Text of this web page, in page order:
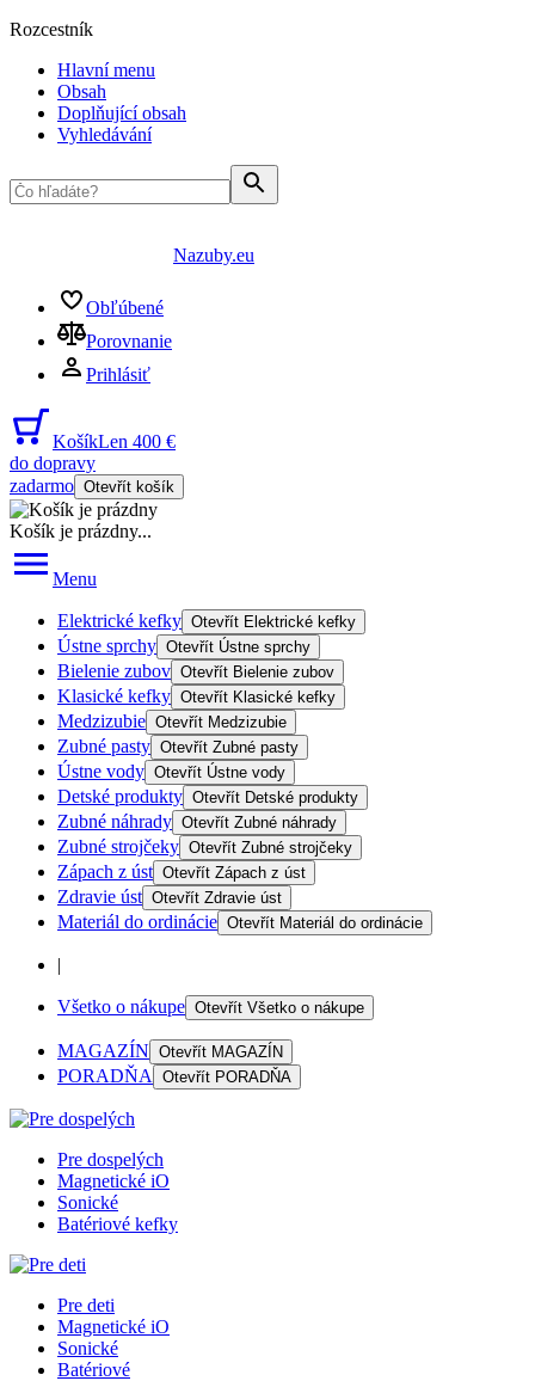
Rozcestník
Hlavní menu
Obsah
Doplňující obsah
Vyhledávání
Nazuby.eu
Obľúbené
Porovnanie
Prihlásiť
KošíkLen 400 €
do dopravy
zadarmo Otevřít košík
Košík je prázdny...
Menu
Elektrické kefky Otevřít Elektrické kefky
Ústne sprchy Otevřít Ústne sprchy
Bielenie zubov Otevřít Bielenie zubov
Klasické kefky Otevřít Klasické kefky
Medzizubie Otevřít Medzizubie
Zubné pasty Otevřít Zubné pasty
Ústne vody Otevřít Ústne vody
Detské produkty Otevřít Detské produkty
Zubné náhrady Otevřít Zubné náhrady
Zubné strojčeky Otevřít Zubné strojčeky
Zápach z úst Otevřít Zápach z úst
Zdravie úst Otevřít Zdravie úst
Materiál do ordinácie Otevřít Materiál do ordinácie
|
Všetko o nákupe Otevřít Všetko o nákupe
MAGAZÍN Otevřít MAGAZÍN
PORADŇA Otevřít PORADŇA
Pre dospelých
Magnetické iO
Sonické
Batériové kefky
Pre deti
Magnetické iO
Sonické
Batériové